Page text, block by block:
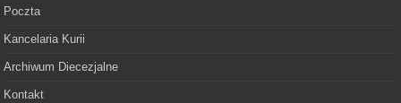
Poczta
Kancelaria Kurii
Archiwum Diecezjalne
Kontakt